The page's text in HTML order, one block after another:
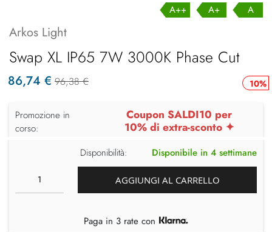
A++ A+ A
Arkos Light
Swap XL IP65 7W 3000K Phase Cut
10%
86,74 € 96,38 €
Promozione in
corso:
Coupon SALDI10 per
10% di extra-sconto ✦
Disponibilità: Disponibile in 4 settimane
AGGIUNGI AL CARRELLO
Paga in 3 rate con